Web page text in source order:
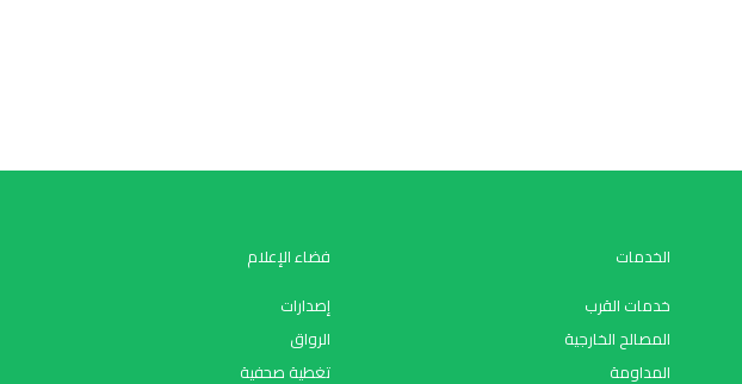
الخدمات
خدمات القرب
المصالح الخارجية
المداومة
فضاء الإعلام
إصدارات
الرواق
تغطية صحفية